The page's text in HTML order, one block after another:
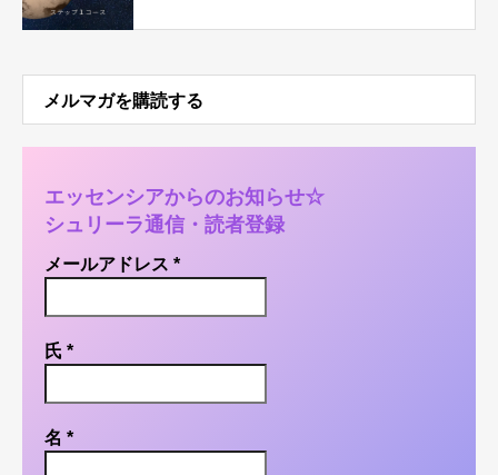
メルマガを購読する
エッセンシアからのお知らせ☆
シュリーラ通信・読者登録
メールアドレス *
氏 *
名 *